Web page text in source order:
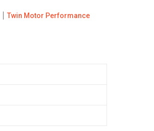
Twin Motor Performance